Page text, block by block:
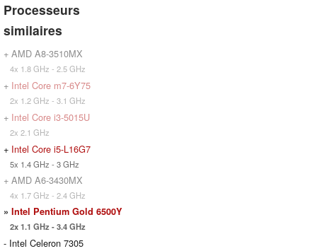
Processeurs
similaires
+ AMD A8-3510MX
4x 1.8 GHz - 2.5 GHz
+ Intel Core m7-6Y75
2x 1.2 GHz - 3.1 GHz
+ Intel Core i3-5015U
2x 2.1 GHz
+ Intel Core i5-L16G7
5x 1.4 GHz - 3 GHz
+ AMD A6-3430MX
4x 1.7 GHz - 2.4 GHz
» Intel Pentium Gold 6500Y
2x 1.1 GHz - 3.4 GHz
- Intel Celeron 7305